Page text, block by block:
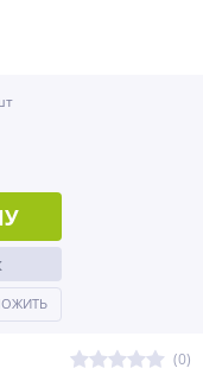
(0)